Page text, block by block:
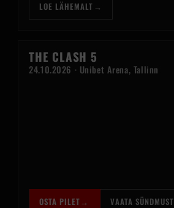
LOE LÄHEMALT →
THE CLASH 5
24.10.2026 · Unibet Arena, Tallinn
OSTA PILET→ VAATA SÜNDMUST